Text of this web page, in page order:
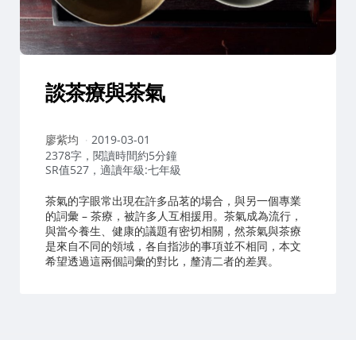
談茶療與茶氣
作
者：
廖紫均
2019-03-01
2378字，閱讀時間約5分鐘
SR值527，適讀年級:七年級
茶氣的字眼常出現在許多品茗的場合，與另一個專業
的詞彙 – 茶療，被許多人互相援用。茶氣成為流行，
與當今養生、健康的議題有密切相關，然茶氣與茶療
是來自不同的領域，各自指涉的事項並不相同，本文
希望透過這兩個詞彙的對比，釐清二者的差異。